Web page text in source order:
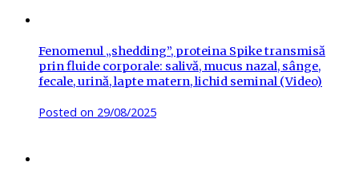
Fenomenul „shedding”, proteina Spike transmisă
prin fluide corporale: salivă, mucus nazal, sânge,
fecale, urină, lapte matern, lichid seminal (Video)
Posted on 29/08/2025